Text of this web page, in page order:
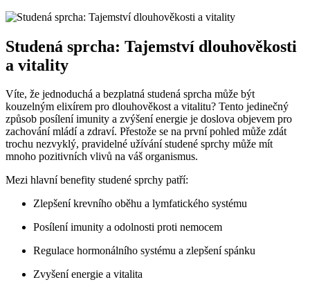
Studená sprcha: Tajemství dlouhověkosti
a vitality
Víte, že jednoduchá a bezplatná studená sprcha může být
kouzelným elixírem pro dlouhověkost a vitalitu? Tento jedinečný
způsob posílení imunity a zvýšení energie je doslova objevem pro
zachování mládí a zdraví. Přestože se na první pohled může zdát
trochu nezvyklý, pravidelné užívání studené sprchy může mít
mnoho pozitivních vlivů na váš organismus.
Mezi hlavní benefity studené sprchy patří:
Zlepšení krevního oběhu a lymfatického systému
Posílení imunity a odolnosti proti nemocem
Regulace hormonálního systému a zlepšení spánku
Zvyšení energie a vitalita